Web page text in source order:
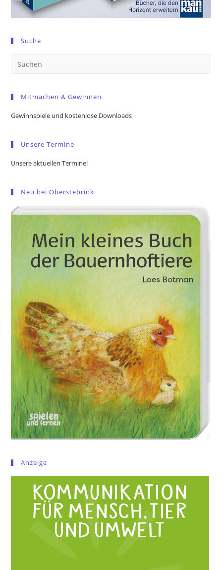
Suche
Mitmachen & Gewinnen
Gewinnspiele und kostenlose Downloads
Unsere Termine
Unsere aktuellen Termine!
Neu bei Oberstebrink
Anzeige